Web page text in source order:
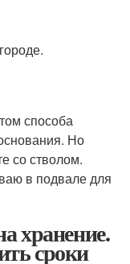
способа
Но
со стволом.
в подвале для
хранение.
сроки